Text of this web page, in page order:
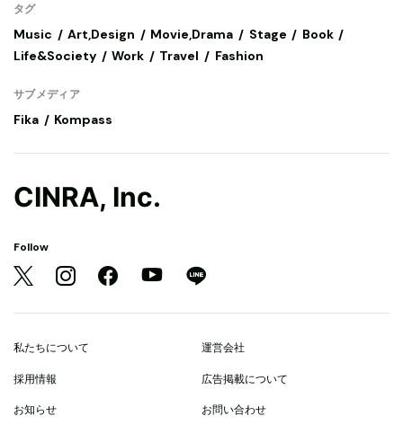
タグ
Music Art,Design Movie,Drama Stage
Book
Life&Society
Work Travel Fashion
サブメディア
Fika Kompass
CINRA, Inc.
Follow
私たちについて 運営会社
採用情報 広告掲載について
お知らせ お問い合わせ